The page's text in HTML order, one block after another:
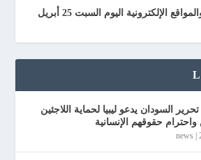
أهم عناوين الصحف والمواقع الإلكترونية اليوم السبت 25 أبريل
السودان يدعو ليبيا لحماية اللاجئين
واحترام حقوقهم الإنسانية
news